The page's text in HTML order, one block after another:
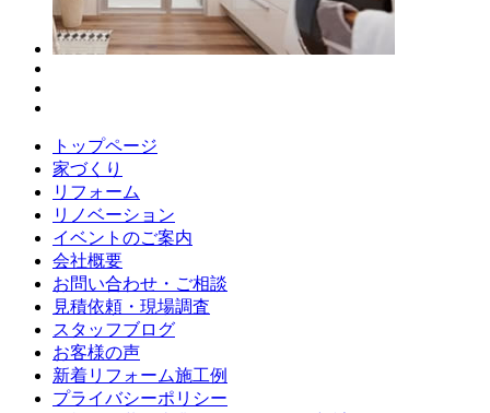
トップページ
家づくり
リフォーム
リノベーション
イベントのご案内
会社概要
お問い合わせ・ご相談
見積依頼・現場調査
スタッフブログ
お客様の声
新着リフォーム施工例
プライバシーポリシー